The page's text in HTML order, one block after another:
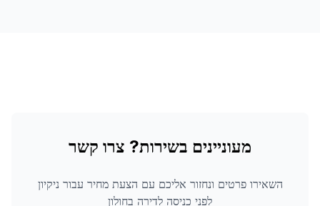
מעוניינים בשירות? צרו קשר
השאירו פרטים ונחזור אליכם עם הצעת מחיר עבור ניקיון
לפני כניסה לדירה בחולון